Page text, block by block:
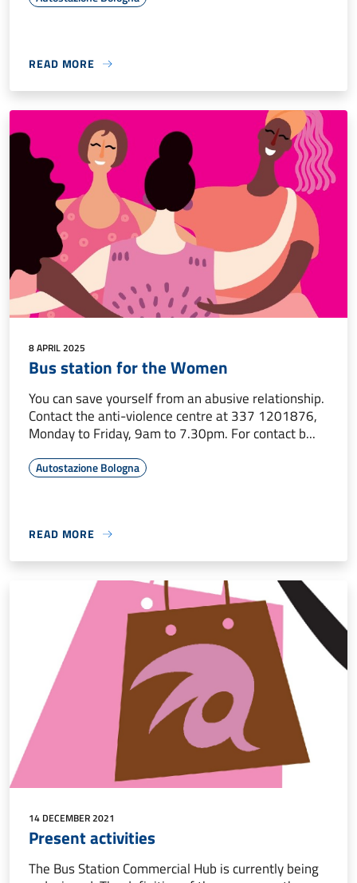
READ MORE
8 APRIL 2025
Bus station for the Women
You can save yourself from an abusive relationship.
Contact the anti-violence centre at 337 1201876,
Monday to Friday, 9am to 7.30pm. For contact b...
Autostazione Bologna
READ MORE
14 DECEMBER 2021
Present activities
The Bus Station Commercial Hub is currently being